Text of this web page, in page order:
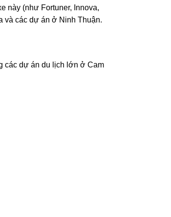
này (như Fortuner, Innova,
và các dự án ở Ninh Thuận.
các dự án du lịch lớn ở Cam